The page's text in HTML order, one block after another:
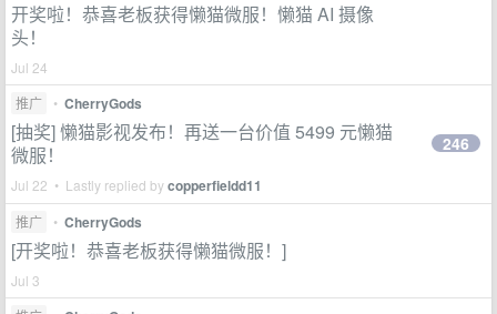
开奖啦！恭喜老板获得懒猫微服！懒猫 AI 摄像
头！
Jul 24
推广
• CherryGods
[抽奖] 懒猫影视发布！再送一台价值 5499 元懒猫
微服！
Jul 22 • Lastly replied bycopperfieldd11
246
推广 • CherryGods
[开奖啦！恭喜老板获得懒猫微服！]
Jul 3